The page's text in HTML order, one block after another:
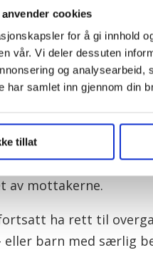
cookies
for å gi innhold
vår. Vi deler dessuten
og
har samlet inn gjennom din
tillat
bidra til lavere
også tas med i
og frakt.
mor eller far
til enslig mor
at
av mottakerne.
ha rett til
eller barn med særlig